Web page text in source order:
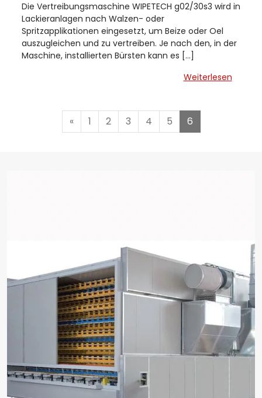
Die Vertreibungsmaschine WIPETECH g02/30s3 wird in
Lackieranlagen nach Walzen- oder
Spritzapplikationen eingesetzt, um Beize oder Oel
auszugleichen und zu vertreiben. Je nach den, in der
Maschine, installierten Bürsten kann es […]
Weiterlesen
« 1 2 3 4 5 6